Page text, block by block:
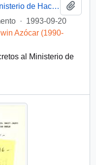
[Petición de dictar decreto al Ministerio de Hacienda]
· 1993-09-20
Azócar (1990-
al Ministerio de